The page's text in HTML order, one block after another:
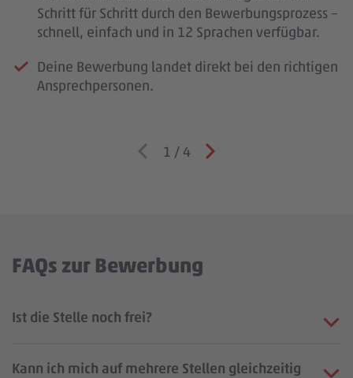
Schritt für Schritt durch den Bewerbungsprozess –
schnell, einfach und in 12 Sprachen verfügbar.
Deine Bewerbung landet direkt bei den richtigen
Ansprechpersonen.
1 / 4
FAQs zur Bewerbung
Ist die Stelle noch frei?
Kann ich mich auf mehrere Stellen gleichzeitig